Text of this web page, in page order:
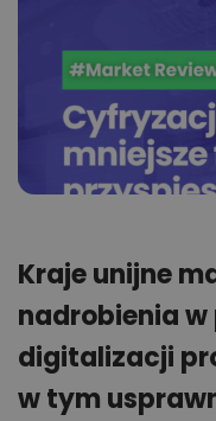
Kraje unijne
nadrobienia
digitalizacji
w tym